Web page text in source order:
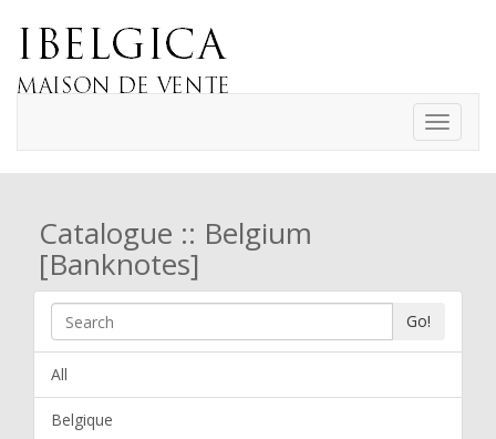
Toggle
Catalogue :: Belgium
[Banknotes]
Go!
All
Belgique